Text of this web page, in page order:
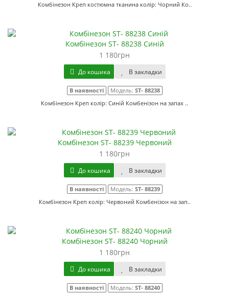
Комбінезон Креп костюмна тканина колір: Чорний Ко..
Комбінезон ST- 88238 Синій
1 180грн
До кошика В закладки
В наявності Модель: ST- 88238
Комбінезон Креп колір: Синій Комбенізон на запах ..
Комбінезон ST- 88239 Червоний
1 180грн
До кошика В закладки
В наявності Модель: ST- 88239
Комбінезон Креп колір: Червоний Комбенізон на зап..
Комбінезон ST- 88240 Чорний
1 180грн
До кошика В закладки
В наявності Модель: ST- 88240